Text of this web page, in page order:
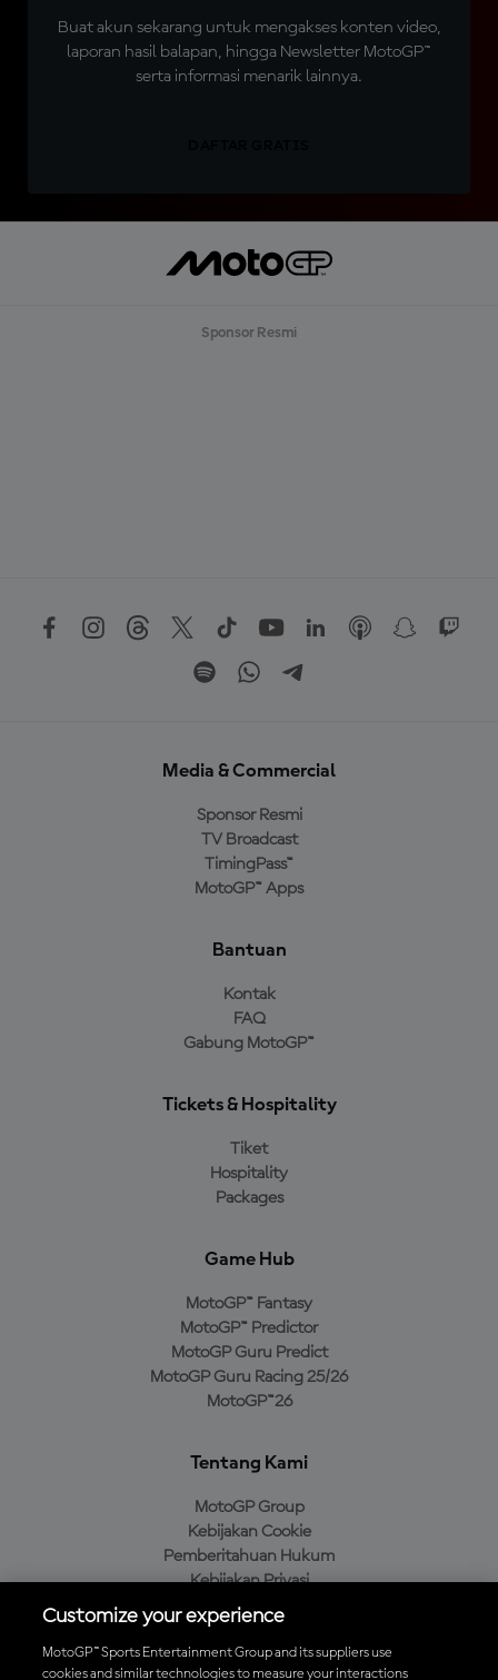
Buat akun sekarang untuk mengakses konten video,
laporan hasil balapan, hingga Newsletter MotoGP™
serta informasi menarik lainnya.
Sponsor Resmi
Media & Commercial
Sponsor Resmi
TV Broadcast
TimingPass™
MotoGP™ Apps
Bantuan
Kontak
FAQ
Gabung MotoGP™
Tickets & Hospitality
Tiket
Hospitality
Packages
Game Hub
MotoGP™ Fantasy
MotoGP™ Predictor
MotoGP Guru Predict
MotoGP Guru Racing 25/26
MotoGP™26
Tentang Kami
MotoGP Group
Kebijakan Cookie
Pemberitahuan Hukum
Kebijakan Privasi
Kebijakan Pembelian
Customize your experience
MotoGP™ Sports Entertainment Group and its suppliers use
cookies and similar technologies to measure your interactions